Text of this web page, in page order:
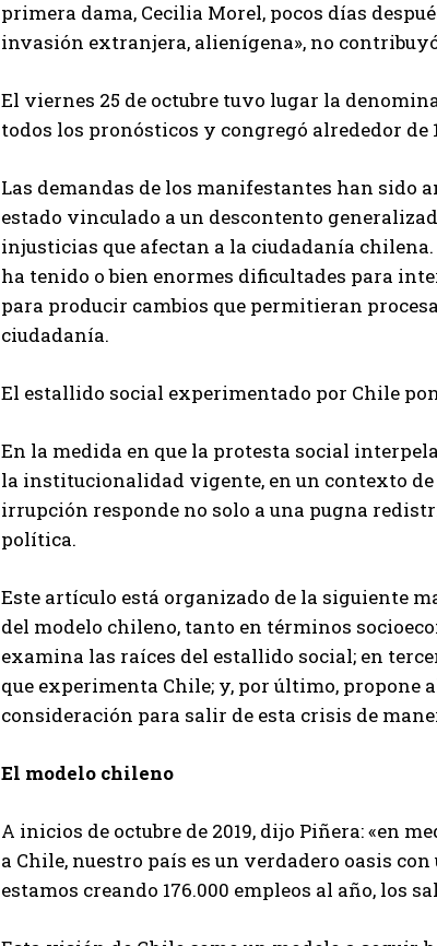
primera dama, Cecilia Morel, pocos días
invasión extranjera, alienígena», no
El viernes 25 de octubre tuvo lugar la
todos los pronósticos y congregó alrededor de
Las demandas de los manifestantes han sido
estado vinculado a un descontento
injusticias que afectan a la ciudadanía
ha tenido o bien enormes dificultades para
para producir cambios que permitieran
ciudadanía.
El estallido social experimentado por Chile
En la medida en que la protesta social
la institucionalidad vigente, en un contexto
irrupción responde no solo a una pugna
política.
Este artículo está organizado de la siguiente
del modelo chileno, tanto en términos
examina las raíces del estallido social; en
que experimenta Chile; y, por último, propone
consideración para salir de esta crisis de
El modelo chileno
A inicios de octubre de 2019, dijo Piñera: «en
a Chile, nuestro país es un verdadero oasis
estamos creando 176.000 empleos al año, los